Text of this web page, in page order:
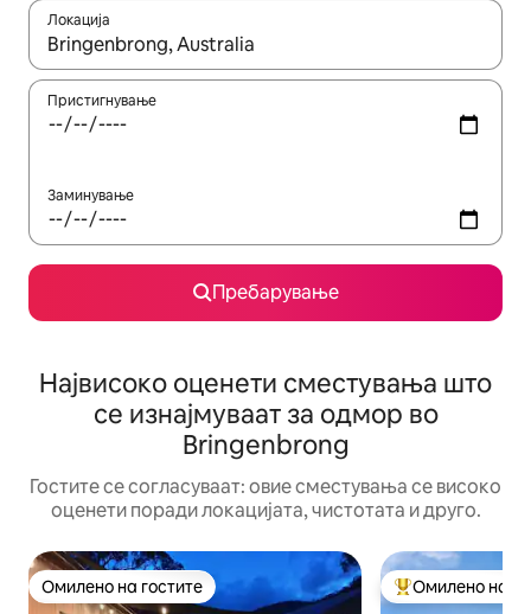
Локација
Кога резултатите се достапни, движете се со копчињата
Пристигнување
Заминување
Пребарување
Највисоко оценети сместувања што
се изнајмуваат за одмор во
Bringenbrong
Гостите се согласуваат: овие сместувања се високо
оценети поради локацијата, чистотата и друго.
Омилено на гостите
Омилено на гостите Меѓу
Омилено на